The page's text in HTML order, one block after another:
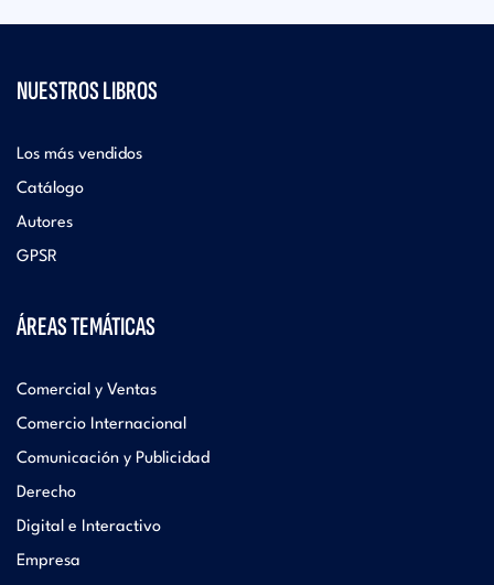
NUESTROS LIBROS
Los más vendidos
Catálogo
Autores
GPSR
ÁREAS TEMÁTICAS
Comercial y Ventas
Comercio Internacional
Comunicación y Publicidad
Derecho
Digital e Interactivo
Empresa